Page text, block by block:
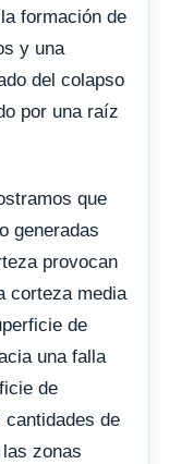
formación de
y una
del colapso
por una raíz
que
generadas
provocan
corteza media
de
una falla
de
cantidades de
zonas